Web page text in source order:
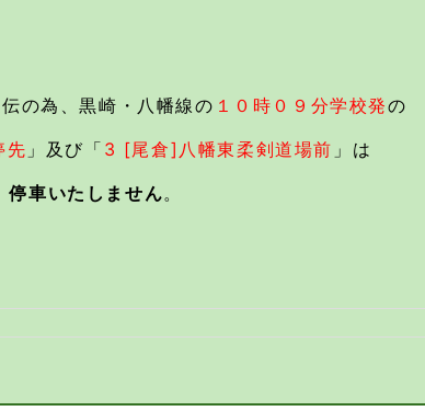
の為、黒崎・八幡線の １０時０９分学校発の
先 」及び「 3 [尾倉]八幡東柔剣道場前 」は
停車いたしません。